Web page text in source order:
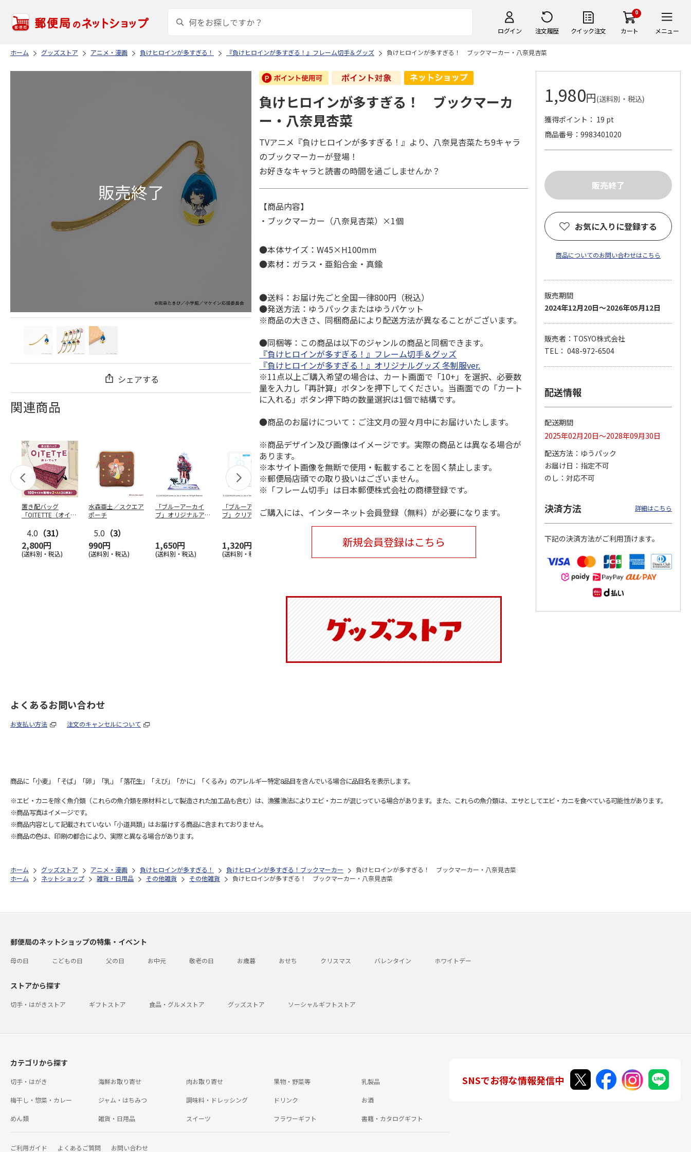
ログイン 注文履歴 クイック注文
0
カート メニュー
ホーム グッズストア アニメ・漫画 負けヒロインが多すぎる！ 『負けヒロインが多すぎる！』フレーム切手＆グッズ 負けヒロインが多すぎる！ ブックマーカー・八奈見杏菜
シェアする
関連商品
置き配バッグ
「OITETTE（オイテ
4.0 （31）
2,800円
(送料別・税込)
水森亜土／スクエア
ポーチ
5.0 （3）
990円
(送料別・税込)
「ブルーアーカイ
ブ」オリジナルアク
1,650円
(送料別・税込)
「ブルーアーカイ
ブ」クリアファイル
1,320円
(送料別・税込)
奇妙な冒険 黄金の
ーセット
600円
ケース
1,100円
令和八年七月場所
優勝力士純金製小判
リラックマ／クリア
ファイル３点セット
750円
(送料別・税込)
「犬夜叉」アクリル
ジオラマスタンド
（殺生丸）
5.0 （4）
3,300円
(送料別・税込)
負けヒロインが多すぎる！ ブックマーカ
ー・八奈見杏菜
TVアニメ『負けヒロインが多すぎる！』より、八奈見杏菜たち9キャラ
のブックマーカーが登場！
お好きなキャラと読書の時間を過ごしませんか？
【商品内容】
・ブックマーカー（八奈見杏菜）×1個
●本体サイズ：W45×H100mm
●素材：ガラス・亜鉛合金・真鍮
●送料：お届け先ごと全国一律800円（税込）
●発送方法：ゆうパックまたはゆうパケット
※商品の大きさ、同梱商品により配送方法が異なることがございます。
●同梱等：この商品は以下のジャンルの商品と同梱できます。
『負けヒロインが多すぎる！』フレーム切手＆グッズ
『負けヒロインが多すぎる！』オリジナルグッズ 冬制服ver.
※11点以上ご購入希望の場合は、カート画面で「10+」を選択、必要数
量を入力し「再計算」ボタンを押下してください。当画面での「カート
に入れる」ボタン押下時の数量選択は1個で結構です。
●商品のお届けについて：ご注文月の翌々月中にお届けいたします。
※商品デザイン及び画像はイメージです。実際の商品とは異なる場合が
あります。
※本サイト画像を無断で使用・転載することを固く禁止します。
※郵便局店頭での取り扱いはございません。
※「フレーム切手」は日本郵便株式会社の商標登録です。
ご購入には、インターネット会員登録（無料）が必要になります。
新規会員登録はこちら
1,980円(送料別・税込)
獲得ポイント： 19 pt
商品番号
9983401020
お気に入りに登録する
商品についてのお問い合わせはこちら
販売期間
2024年12月20日～2026年05月12日
販売者：TOSYO株式会社
TEL： 048-972-6504
配送情報
配送期間
2025年02月20日～2028年09月30日
配送方法
ゆうパック
お届け日
指定不可
のし
対応不可
決済方法 詳細はこちら
下記の決済方法がご利用頂けます。
よくあるお問い合わせ
お支払い方法 注文のキャンセルについて
商品に「小麦」「そば」「卵」「乳」「落花生」「えび」「かに」「くるみ」のアレルギー特定8品目を含んでいる場合に品目名を表示します。
※エビ・カニを除く魚介類（これらの魚介類を原材料として製造された加工品も含む）は、漁獲漁法によりエビ・カニが混じっている場合があります。また、これらの魚介類は、エサとしてエビ・カニを食べている可能性があります。
※商品写真はイメージです。
※商品内容として記載されていない「小道具類」はお届けする商品に含まれておりません。
※商品の色は、印刷の都合により、実際と異なる場合があります。
ホーム グッズストア アニメ・漫画 負けヒロインが多すぎる！ 負けヒロインが多すぎる！ブックマーカー
負けヒロインが多すぎる！ ブックマーカー・八奈見杏菜
ホーム
ネットショップ 雑貨・日用品 その他雑貨 その他雑貨 負けヒロインが多すぎる！ ブックマーカー・八奈見杏菜
郵便局のネットショップの特集・イベント
母の日 こどもの日 父の日 お中元 敬老の日 お歳暮 おせち クリスマス バレンタイン ホワイトデー
ストアから探す
切手・はがきストア ギフトストア 食品・グルメストア グッズストア ソーシャルギフトストア
カテゴリから探す
切手・はがき 海鮮お取り寄せ 肉お取り寄せ 果物・野菜等 乳製品
梅干し・惣菜・カレー ジャム・はちみつ 調味料・ドレッシング ドリンク お酒
めん類 雑貨・日用品 スイーツ フラワーギフト 書籍・カタログギフト
ご利用ガイド よくあるご質問 お問い合わせ
SNSでお得な情報発信中